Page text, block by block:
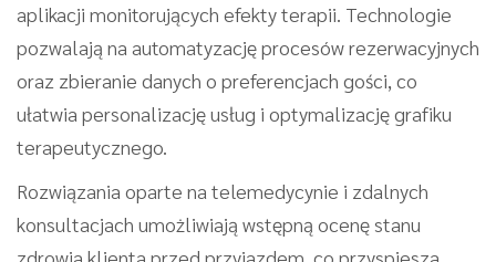
aplikacji monitorujących efekty terapii. Technologie
pozwalają na automatyzację procesów rezerwacyjnych
oraz zbieranie danych o preferencjach gości, co
ułatwia personalizację usług i optymalizację grafiku
terapeutycznego.
Rozwiązania oparte na telemedycynie i zdalnych
konsultacjach umożliwiają wstępną ocenę stanu